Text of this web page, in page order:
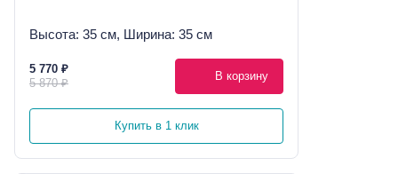
Высота: 35 см, Ширина: 35 см
5 770 ₽
5 870 ₽
В корзину
Купить в 1 клик